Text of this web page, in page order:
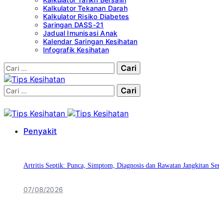
Kalkulator Tekanan Darah
Kalkulator Risiko Diabetes
Saringan DASS-21
Jadual Imunisasi Anak
Kalendar Saringan Kesihatan
Infografik Kesihatan
Cari:
Cari:
Penyakit
Artritis Septik: Punca, Simptom, Diagnosis dan Rawatan Jangkitan
07/08/2026